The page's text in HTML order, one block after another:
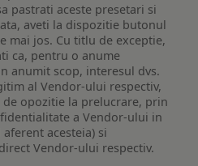
pastrati aceste presetari si
aveti la dispozitie butonul
mai jos. Cu titlu de exceptie,
ca, pentru o anume
anumit scop, interesul dvs.
al Vendor-ului respectiv,
opozitie la prelucrare, prin
a Vendor-ului in
acesteia) si
Vendor-ului respectiv.